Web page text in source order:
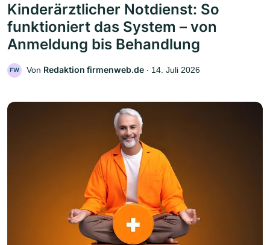
Kinderärztlicher Notdienst: So
funktioniert das System – von
Anmeldung bis Behandlung
FW Von Redaktion firmenweb.de ‧ 14. Juli 2026